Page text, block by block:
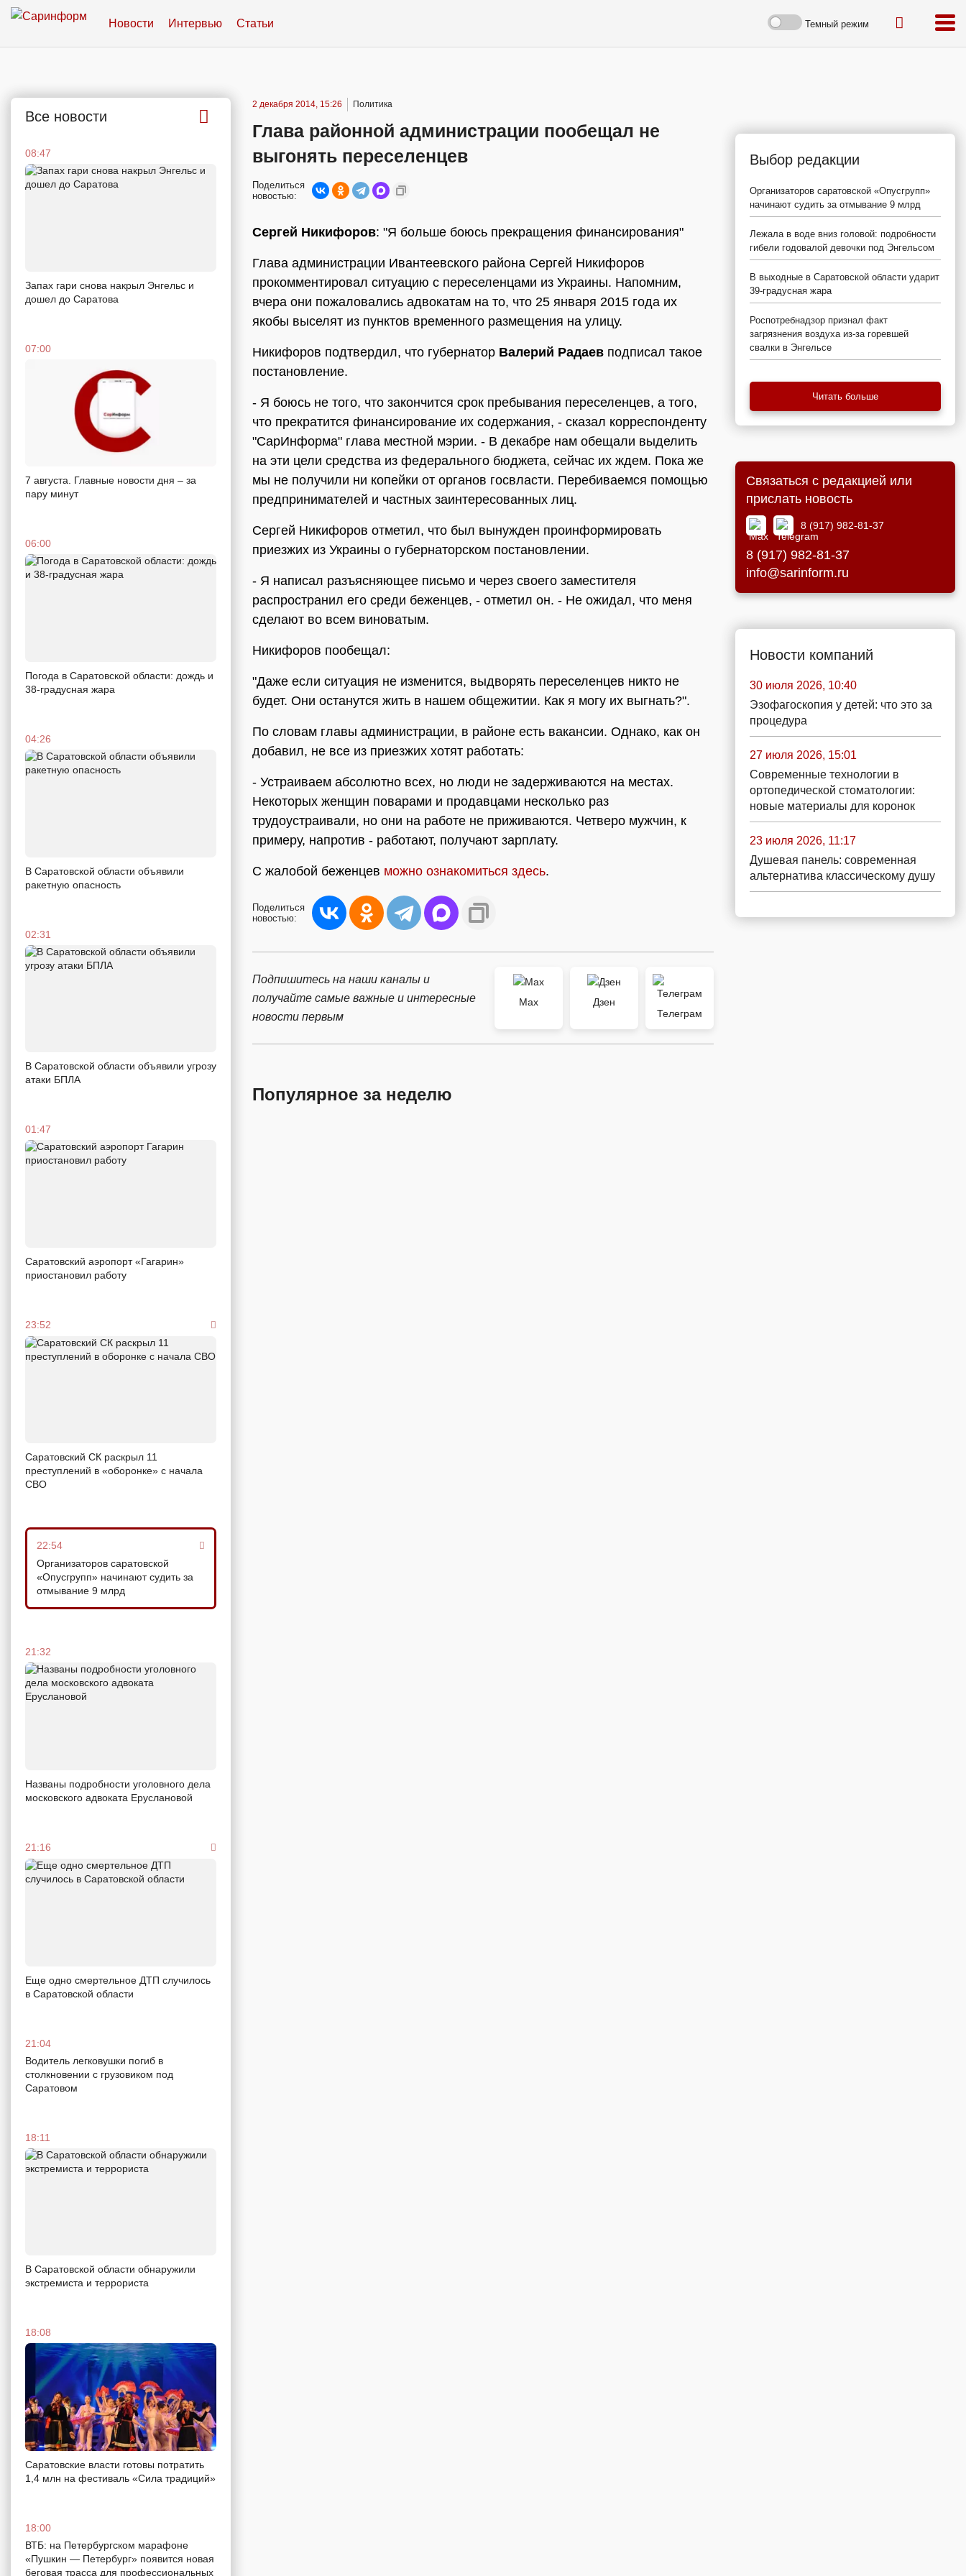
Новости Интервью Статьи Темный режим
Все новости
08:47
Запах гари снова накрыл Энгельс и
дошел до Саратова
07:00
7 августа. Главные новости дня – за
пару минут
06:00
Погода в Саратовской области: дождь и
38-градусная жара
04:26
В Саратовской области объявили
ракетную опасность
02:31
В Саратовской области объявили угрозу
атаки БПЛА
01:47
Саратовский аэропорт «Гагарин»
приостановил работу
23:52
Саратовский СК раскрыл 11
преступлений в «оборонке» с начала
СВО
22:54
Организаторов саратовской
«Опусгрупп» начинают судить за
отмывание 9 млрд
21:32
Названы подробности уголовного дела
московского адвоката Еруслановой
21:16
Еще одно смертельное ДТП случилось
в Саратовской области
21:04
Водитель легковушки погиб в
столкновении с грузовиком под
Саратовом
18:11
В Саратовской области обнаружили
экстремиста и террориста
18:08
Саратовские власти готовы потратить
1,4 млн на фестиваль «Сила традиций»
18:00
ВТБ: на Петербургском марафоне
«Пушкин — Петербург» появится новая
беговая трасса для профессиональных
2 декабря 2014, 15:26 Политика
Глава районной администрации пообещал не
выгонять переселенцев
Поделиться
новостью:
Сергей Никифоров: "Я больше боюсь прекращения финансирования"
Глава администрации Ивантеевского района Сергей Никифоров
прокомментировал ситуацию с переселенцами из Украины. Напомним,
вчера они пожаловались адвокатам на то, что 25 января 2015 года их
якобы выселят из пунктов временного размещения на улицу.
Никифоров подтвердил, что губернатор Валерий Радаев подписал такое
постановление.
- Я боюсь не того, что закончится срок пребывания переселенцев, а того,
что прекратится финансирование их содержания, - сказал корреспонденту
"СарИнформа" глава местной мэрии. - В декабре нам обещали выделить
на эти цели средства из федерального бюджета, сейчас их ждем. Пока же
мы не получили ни копейки от органов госвласти. Перебиваемся помощью
предпринимателей и частных заинтересованных лиц.
Сергей Никифоров отметил, что был вынужден проинформировать
приезжих из Украины о губернаторском постановлении.
- Я написал разъясняющее письмо и через своего заместителя
распространил его среди беженцев, - отметил он. - Не ожидал, что меня
сделают во всем виноватым.
Никифоров пообещал:
"Даже если ситуация не изменится, выдворять переселенцев никто не
будет. Они останутся жить в нашем общежитии. Как я могу их выгнать?".
По словам главы администрации, в районе есть вакансии. Однако, как он
добавил, не все из приезжих хотят работать:
- Устраиваем абсолютно всех, но люди не задерживаются на местах.
Некоторых женщин поварами и продавцами несколько раз
трудоустраивали, но они на работе не приживаются. Четверо мужчин, к
примеру, напротив - работают, получают зарплату.
С жалобой беженцев можно ознакомиться здесь.
Поделиться
новостью:
Подпишитесь на наши каналы и
получайте самые важные и интересные
новости первым
Max
Дзен
Телеграм
Популярное за неделю
Выбор редакции
Организаторов саратовской «Опусгрупп»
начинают судить за отмывание 9 млрд
Лежала в воде вниз головой: подробности
гибели годовалой девочки под Энгельсом
В выходные в Саратовской области ударит
39-градусная жара
Роспотребнадзор признал факт
загрязнения воздуха из-за горевшей
свалки в Энгельсе
Читать больше
Связаться с редакцией или
прислать новость
8 (917) 982-81-37
8 (917) 982-81-37
info@sarinform.ru
Новости компаний
30 июля 2026, 10:40
Эзофагоскопия у детей: что это за
процедура
27 июля 2026, 15:01
Современные технологии в
ортопедической стоматологии:
новые материалы для коронок
23 июля 2026, 11:17
Душевая панель: современная
альтернатива классическому душу